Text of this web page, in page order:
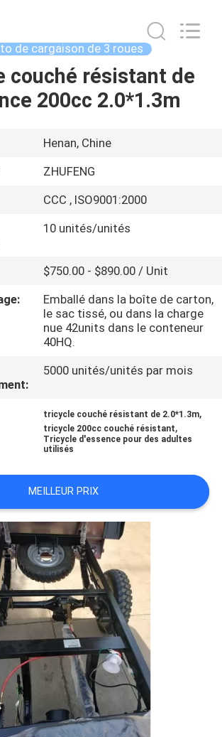
de cargaison de 3 roues
couché résistant de
200cc 2.0*1.3m
Henan, Chine
ZHUFENG
CCC , ISO9001:2000
10 unités/unités
$750.00 - $890.00 / Unit
Emballé dans la boîte de carton,
le sac tissé, ou dans la charge
nue 42units dans le conteneur
40HQ.
5000 unités/unités par mois
tricycle couché résistant de 2.0*1.3m,
tricycle 200cc couché résistant,
Tricycle d'essence pour des adultes
utilisés
MEILLEUR PRIX